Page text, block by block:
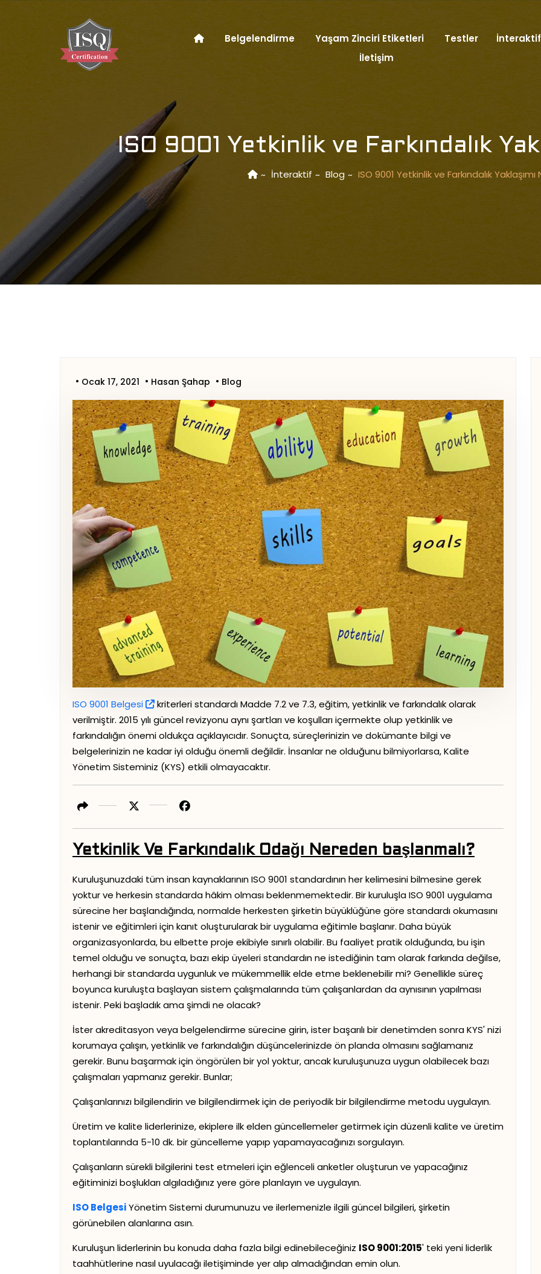
Belgelendirme Yaşam Zinciri Etiketleri Testler
İnteraktif
İletişim
ISO 9001 Yetkinlik ve Farkındalık
İnteraktif Blog ISO 9001 Yetkinlik ve Farkındalık Yaklaşımı
Ocak 17, 2021 Hasan Şahap Blog
ISO 9001 Belgesi
kriterleri standardı Madde 7.2 ve 7.3, eğitim, yetkinlik ve farkındalık olarak
verilmiştir. 2015 yılı güncel revizyonu aynı şartları ve koşulları içermekte olup yetkinlik ve
farkındalığın önemi oldukça açıklayıcıdır. Sonuçta, süreçlerinizin ve dokümante bilgi ve
belgelerinizin ne kadar iyi olduğu önemli değildir. İnsanlar ne olduğunu bilmiyorlarsa, Kalite
Yönetim Sisteminiz (KYS) etkili olmayacaktır.
Yetkinlik Ve Farkındalık Odağı Nereden başlanmalı?
Kuruluşunuzdaki tüm insan kaynaklarının ISO 9001 standardının her kelimesini bilmesine gerek
yoktur ve herkesin standarda hâkim olması beklenmemektedir. Bir kuruluşla ISO 9001 uygulama
sürecine her başlandığında, normalde herkesten şirketin büyüklüğüne göre standardı okumasını
istenir ve eğitimleri için kanıt oluşturularak bir uygulama eğitimle başlanır. Daha büyük
organizasyonlarda, bu elbette proje ekibiyle sınırlı olabilir. Bu faaliyet pratik olduğunda, bu işin
temel olduğu ve sonuçta, bazı ekip üyeleri standardın ne istediğinin tam olarak farkında değilse,
herhangi bir standarda uygunluk ve mükemmellik elde etme beklenebilir mi? Genellikle süreç
boyunca kuruluşta başlayan sistem çalışmalarında tüm çalışanlardan da aynısının yapılması
istenir. Peki başladık ama şimdi ne olacak?
İster akreditasyon veya belgelendirme sürecine girin, ister başarılı bir denetimden sonra KYS' nizi
korumaya çalışın, yetkinlik ve farkındalığın düşüncelerinizde ön planda olmasını sağlamanız
gerekir. Bunu başarmak için öngörülen bir yol yoktur, ancak kuruluşunuza uygun olabilecek bazı
çalışmaları yapmanız gerekir. Bunlar;
Çalışanlarınızı bilgilendirin ve bilgilendirmek için de periyodik bir bilgilendirme metodu uygulayın.
Üretim ve kalite liderlerinize, ekiplere ilk elden güncellemeler getirmek için düzenli kalite ve üretim
toplantılarında 5-10 dk. bir güncelleme yapıp yapamayacağınızı sorgulayın.
Çalışanların sürekli bilgilerini test etmeleri için eğlenceli anketler oluşturun ve yapacağınız
eğitiminizi boşlukları algıladığınız yere göre planlayın ve uygulayın.
ISO BelgesiYönetim Sistemi durumunuzu ve ilerlemenizle ilgili güncel bilgileri, şirketin
görünebilen alanlarına asın.
Kuruluşun liderlerinin bu konuda daha fazla bilgi edinebileceğiniz ISO 9001:2015' teki yeni liderlik
taahhütlerine nasıl uyulacağı iletişiminde yer alıp almadığından emin olun.